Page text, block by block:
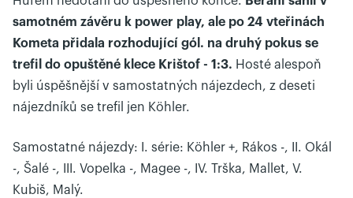
samotném závěru k power play, ale po 24 vteřinách
Kometa přidala rozhodující gól. na druhý pokus se
trefil do opuštěné klece Krištof - 1:3. Hosté alespoň
byli úspěšnější v samostatných nájezdech, z deseti
nájezdníků se trefil jen Köhler.
Samostatné nájezdy: I. série: Köhler +, Rákos -, II. Okál
-, Šalé -, III. Vopelka -, Magee -, IV. Trška, Mallet, V.
Kubiš, Malý.